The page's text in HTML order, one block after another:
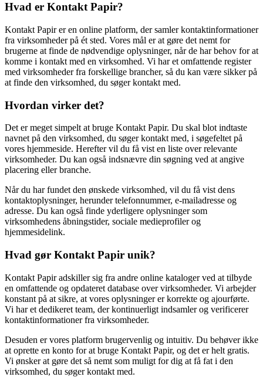
Hvad er Kontakt Papir?
Kontakt Papir er en online platform, der samler kontaktinformationer
fra virksomheder på ét sted. Vores mål er at gøre det nemt for
brugerne at finde de nødvendige oplysninger, når de har behov for at
komme i kontakt med en virksomhed. Vi har et omfattende register
med virksomheder fra forskellige brancher, så du kan være sikker på
at finde den virksomhed, du søger kontakt med.
Hvordan virker det?
Det er meget simpelt at bruge Kontakt Papir. Du skal blot indtaste
navnet på den virksomhed, du søger kontakt med, i søgefeltet på
vores hjemmeside. Herefter vil du få vist en liste over relevante
virksomheder. Du kan også indsnævre din søgning ved at angive
placering eller branche.
Når du har fundet den ønskede virksomhed, vil du få vist dens
kontaktoplysninger, herunder telefonnummer, e-mailadresse og
adresse. Du kan også finde yderligere oplysninger som
virksomhedens åbningstider, sociale medieprofiler og
hjemmesidelink.
Hvad gør Kontakt Papir unik?
Kontakt Papir adskiller sig fra andre online kataloger ved at tilbyde
en omfattende og opdateret database over virksomheder. Vi arbejder
konstant på at sikre, at vores oplysninger er korrekte og ajourførte.
Vi har et dedikeret team, der kontinuerligt indsamler og verificerer
kontaktinformationer fra virksomheder.
Desuden er vores platform brugervenlig og intuitiv. Du behøver ikke
at oprette en konto for at bruge Kontakt Papir, og det er helt gratis.
Vi ønsker at gøre det så nemt som muligt for dig at få fat i den
virksomhed, du søger kontakt med.